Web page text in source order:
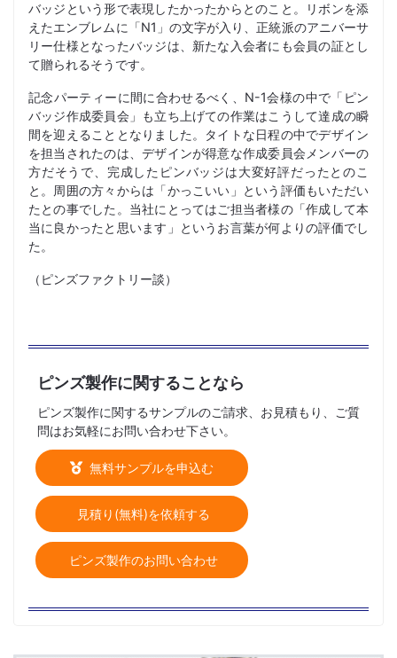
バッジという形で表現したかったからとのこと。リボンを添
えたエンブレムに「N1」の文字が入り、正統派のアニバーサ
リー仕様となったバッジは、新たな入会者にも会員の証とし
て贈られるそうです。
記念パーティーに間に合わせるべく、N-1会様の中で「ピン
バッジ作成委員会」も立ち上げての作業はこうして達成の瞬
間を迎えることとなりました。タイトな日程の中でデザイン
を担当されたのは、デザインが得意な作成委員会メンバーの
方だそうで、完成したピンバッジは大変好評だったとのこ
と。周囲の方々からは「かっこいい」という評価もいただい
たとの事でした。当社にとってはご担当者様の「作成して本
当に良かったと思います」というお言葉が何よりの評価でし
た。
（ピンズファクトリー談）
ピンズ製作に関することなら
ピンズ製作に関するサンプルのご請求、お見積もり、ご質
問はお気軽にお問い合わせ下さい。
無料サンプルを申込む
見積り(無料)を依頼する
ピンズ製作のお問い合わせ